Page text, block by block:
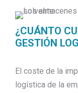
¿CUÁNTO
GESTIÓN
El coste de la
logística de la